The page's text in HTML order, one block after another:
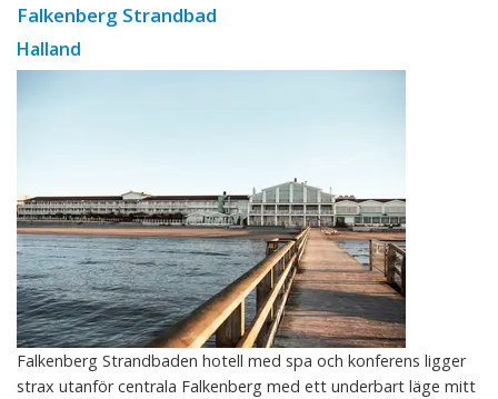
Falkenberg Strandbad
Halland
Falkenberg Strandbaden hotell med spa och konferens ligger
strax utanför centrala Falkenberg med ett underbart läge mitt